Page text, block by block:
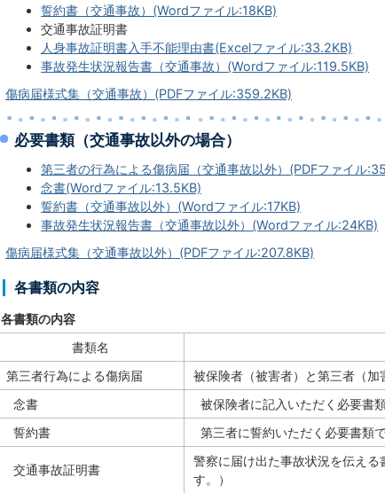
誓約書（交通事故）(Wordファイル:18KB)
交通事故証明書
人身事故証明書入手不能理由書(Excelファイル:33.2KB)
事故発生状況報告書（交通事故）(Wordファイル:119.5KB)
傷病届様式集（交通事故）(PDFファイル:359.2KB)
必要書類（交通事故以外の場合）
第三者の行為による傷病届（交通事故以外）(PDFファイル
念書(Wordファイル:13.5KB)
誓約書（交通事故以外）(Wordファイル:17KB)
事故発生状況報告書（交通事故以外）(Wordファイル:24KB)
傷病届様式集（交通事故以外）(PDFファイル:207.8KB)
各書類の内容
各書類の内容
書類名
第三者行為による傷病届
被保険者（被害者）と第三者（加
念書
被保険者に記入いただく必要書類
誓約書
第三者に誓約いただく必要書類で
交通事故証明書
警察に届け出た事故状況を伝え
す。）